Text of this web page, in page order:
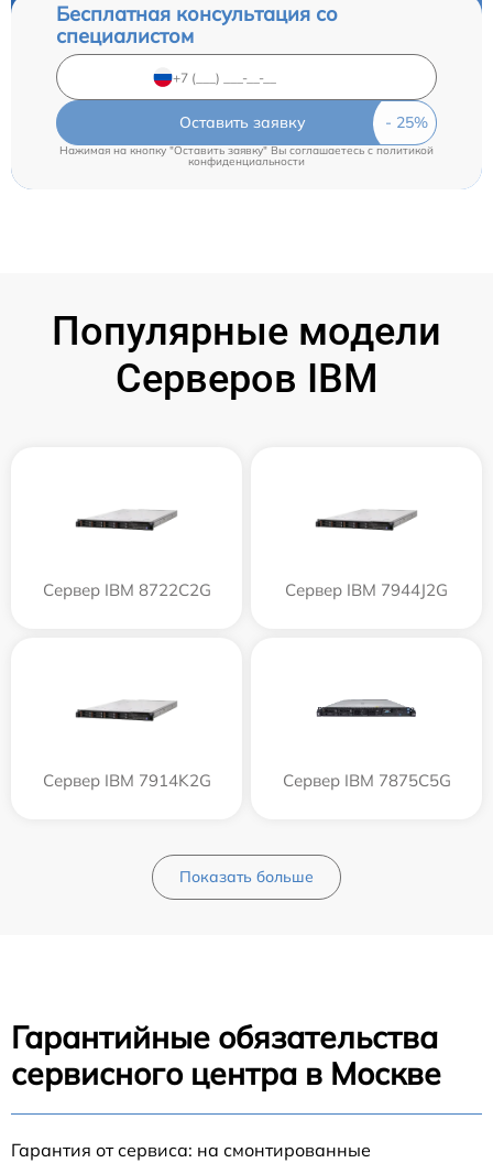
Бесплатная консультация со
специалистом
Оставить заявку
Нажимая на кнопку "Оставить заявку" Вы соглашаетесь c политикой
конфиденциальности
Популярные модели
Серверов IBM
Сервер IBM 8722C2G Сервер IBM 7944J2G
Сервер IBM 7914K2G Сервер IBM 7875C5G
Показать больше
Гарантийные обязательства
сервисного центра в Москве
Гарантия от сервиса: на смонтированные